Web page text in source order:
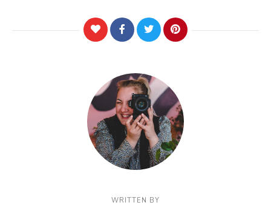
WRITTEN BY